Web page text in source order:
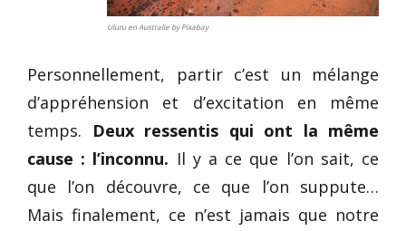
Uluru en Australie by Pixabay
Personnellement, partir c’est un mélange
d’appréhension et d’excitation en même
temps.
Deux ressentis qui ont la même
cause : l’inconnu. Il y a ce que l’on sait, ce
que l’on découvre, ce que l’on suppute…
Mais finalement, ce n’est jamais que notre